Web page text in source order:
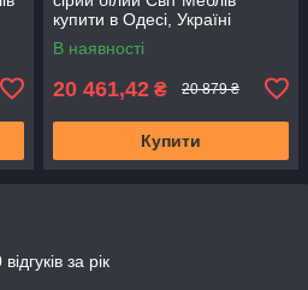
купити в Одесі, Україні
В наявності
20 461,42 ₴ 20 879 ₴
Купити
за рік